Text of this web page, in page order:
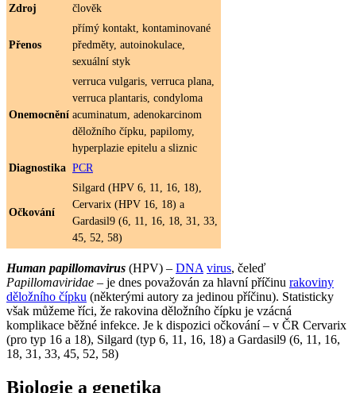
Zdroj
člověk
Přenos
přímý kontakt, kontaminované
předměty, autoinokulace,
sexuální styk
Onemocnění
verruca vulgaris, verruca plana,
verruca plantaris, condyloma
acuminatum, adenokarcinom
děložního čípku, papilomy,
hyperplazie epitelu a sliznic
Diagnostika PCR
Očkování
Silgard (HPV 6, 11, 16, 18),
Cervarix (HPV 16, 18) a
Gardasil9 (6, 11, 16, 18, 31, 33,
45, 52, 58)
Human papillomavirus (HPV) – DNA virus, čeleď
Papillomaviridae – je dnes považován za hlavní příčinu rakoviny
děložního čípku (některými autory za jedinou příčinu). Statisticky
však můžeme říci, že rakovina děložního čípku je vzácná
komplikace běžné infekce. Je k dispozici očkování – v ČR Cervarix
(pro typ 16 a 18), Silgard (typ 6, 11, 16, 18) a Gardasil9 (6, 11, 16,
18, 31, 33, 45, 52, 58)
Biologie a genetika